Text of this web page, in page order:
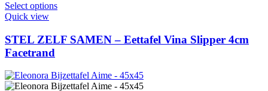
Select options
Quick view
STEL ZELF SAMEN – Eettafel Vina Slipper 4cm
Facetrand